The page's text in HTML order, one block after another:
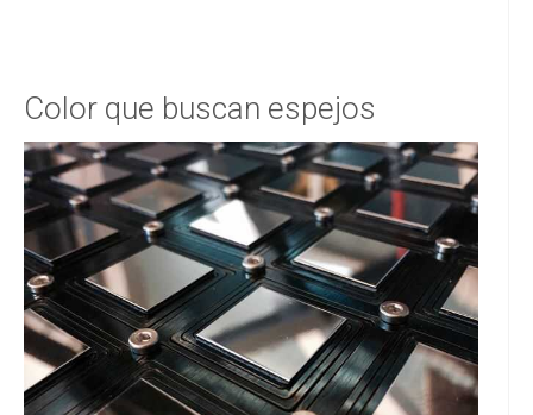
Color que buscan espejos